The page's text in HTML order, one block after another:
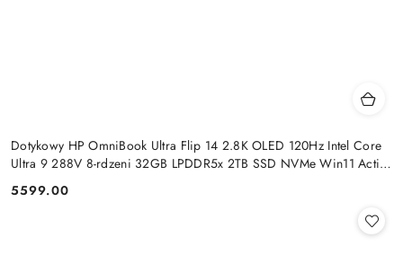
Dotykowy HP OmniBook Ultra Flip 14 2.8K OLED 120Hz Intel Core
Ultra 9 288V 8-rdzeni 32GB LPDDR5x 2TB SSD NVMe Win11 Active
Cena:
5599.00